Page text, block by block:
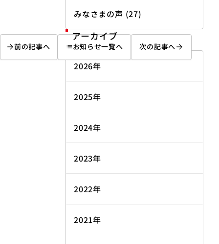
前の記事へ listお知らせ一覧へ 次の記事へ
みなさまの声 (27)
アーカイブ
2026年
2025年
2024年
2023年
2022年
2021年